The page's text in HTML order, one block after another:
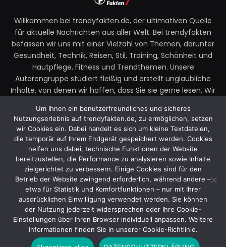
Willkommen bei trendyfakten.de, der ultimativen Quelle
für aktuelle Nachrichten aus aller Welt. Bei trendyfakten
befassen wir uns mit einer Vielzahl von Themen, darunter
Gesundheit, Technik, Reisen, Stil, Training, Schönheit und
Hautpflege, Fitness und Trendthemen. Unsere
Autorengruppe studiert fleißig und erstellt unglaubliche
Inhalte, von denen wir hoffen, dass Sie sie gerne lesen. Wir
Zögern Sie also nicht, uns Ihre Gedanken zu unseren
Beiträgen mitzuteilen.
Email:faktentrendy@gmail.com
Facebook
X
(Twitter)
InstagramYouTube
© 2025 Trendy Fakten. Entworfen von Trendy Fakten.
Um Ihnen ein benutzerfreundliches und sicheres
Nutzungserlebnis auf trendyfakten.de, zu ermöglichen, setzen
wir Cookies ein. Dabei handelt es sich um kleine Textdateien,
die temporär auf Ihrem Endgerät gespeichert werden. Cookies
helfen uns dabei, technische Funktionen der Website
bereitzustellen, die Performance zu analysieren sowie Inhalte
zielgerichtet zu verbessern. Einige Cookies sind für den
Betrieb der Website zwingend erforderlich, während andere –
etwa für Statistik und Komfortfunktionen – nur mit Ihrer
ausdrücklichen Einwilligung verwendet werden. Sie können
der Nutzung jederzeit widersprechen oder Ihre Cookie-
Einstellungen über Ihren Browser individuell anpassen. Weitere
Informationen finden Sie in unserer Cookie-Richtlinie.